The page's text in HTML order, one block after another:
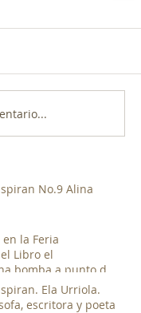
No.9 Alina
en la Feria
Libro el
bomba a punto de
Ela Urriola.
escritora y poeta